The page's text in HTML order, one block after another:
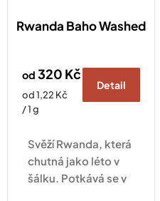
Rwanda Baho Washed
od 320 Kč
Měrná
cena:
od 1,22 Kč
/ 1 g
Detail
Svěží Rwanda, která
chutná jako léto v
šálku. Potkává se v